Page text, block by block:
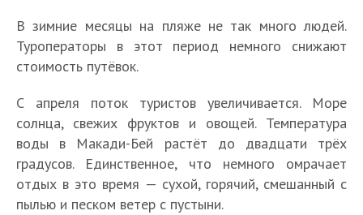
В зимние месяцы на пляже не так много людей.
Туроператоры в этот период немного снижают
стоимость путёвок.
С апреля поток туристов увеличивается. Море
солнца, свежих фруктов и овощей. Температура
воды в Макади-Бей растёт до двадцати трёх
градусов. Единственное, что немного омрачает
отдых в это время — сухой, горячий, смешанный с
пылью и песком ветер с пустыни.